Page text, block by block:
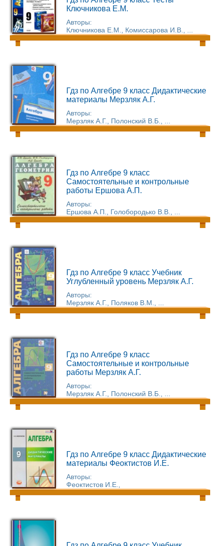
Ключникова Е.М.
Авторы:
Ключникова Е.М., Комиссарова И.В., ...
Гдз по Алгебре 9 класс Дидактические
материалы Мерзляк А.Г.
Авторы:
Мерзляк А.Г., Полонский В.Б., ...
Гдз по Алгебре 9 класс
Самостоятельные и контрольные
работы Ершова А.П.
Авторы:
Ершова А.П., Голобородько В.В., ...
Гдз по Алгебре 9 класс Учебник
Углубленный уровень Мерзляк А.Г.
Авторы:
Мерзляк А.Г., Поляков В.М., ...
Гдз по Алгебре 9 класс
Самостоятельные и контрольные
работы Мерзляк А.Г.
Авторы:
Мерзляк А.Г., Полонский В.Б., ...
Гдз по Алгебре 9 класс Дидактические
материалы Феоктистов И.Е.
Авторы:
Феоктистов И.Е.,